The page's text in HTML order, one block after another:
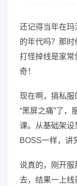
还记得当年在玛
的年代吗？那时
打怪掉线是家
奇！
现在啊，搞私服
“黑屏之痛”了，
课。从基础架
BOSS一样，讲
说真的，刚开服
去，结果一上